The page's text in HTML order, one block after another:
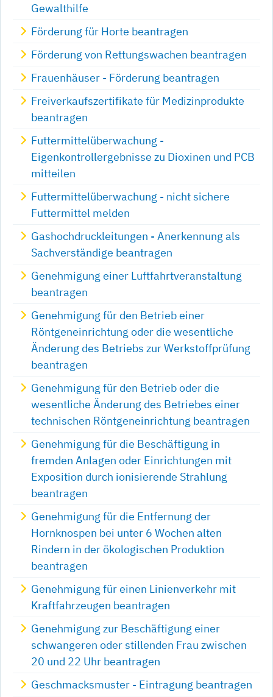
Gewalthilfe
Förderung für Horte beantragen
Förderung von Rettungswachen beantragen
Frauenhäuser - Förderung beantragen
Freiverkaufszertifikate für Medizinprodukte
beantragen
Futtermittelüberwachung -
Eigenkontrollergebnisse zu Dioxinen und PCB
mitteilen
Futtermittelüberwachung - nicht sichere
Futtermittel melden
Gashochdruckleitungen - Anerkennung als
Sachverständige beantragen
Genehmigung einer Luftfahrtveranstaltung
beantragen
Genehmigung für den Betrieb einer
Röntgeneinrichtung oder die wesentliche
Änderung des Betriebs zur Werkstoffprüfung
beantragen
Genehmigung für den Betrieb oder die
wesentliche Änderung des Betriebes einer
technischen Röntgeneinrichtung beantragen
Genehmigung für die Beschäftigung in
fremden Anlagen oder Einrichtungen mit
Exposition durch ionisierende Strahlung
beantragen
Genehmigung für die Entfernung der
Hornknospen bei unter 6 Wochen alten
Rindern in der ökologischen Produktion
beantragen
Genehmigung für einen Linienverkehr mit
Kraftfahrzeugen beantragen
Genehmigung zur Beschäftigung einer
schwangeren oder stillenden Frau zwischen
20 und 22 Uhr beantragen
Geschmacksmuster - Eintragung beantragen